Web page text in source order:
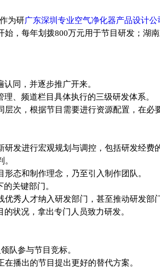
为研广东深圳专业空气净化器产品设计公
，每年划拨800万元用于节目研发；湖
同，并逐步推广开来。
、频道栏目具体执行的三级研发体系。
，根据节目需要进行资源配置，在必
进行宏观规划与调控，包括研发经费
态和制作理念，乃至引入制作团队。
关键部门。
秀人才纳入研发部门，甚至推动研发部
状况，拿出专门人员致力研发。
队参与节目竞标。
播出的节目提出更好的替代方案。